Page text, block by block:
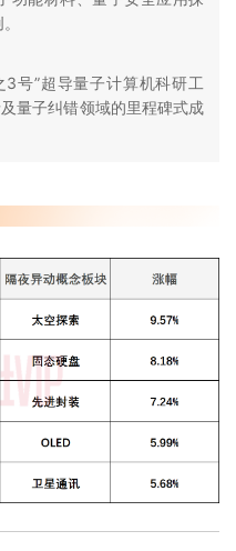
3号”超导量子计算机科研工
量子纠错领域的里程碑式成